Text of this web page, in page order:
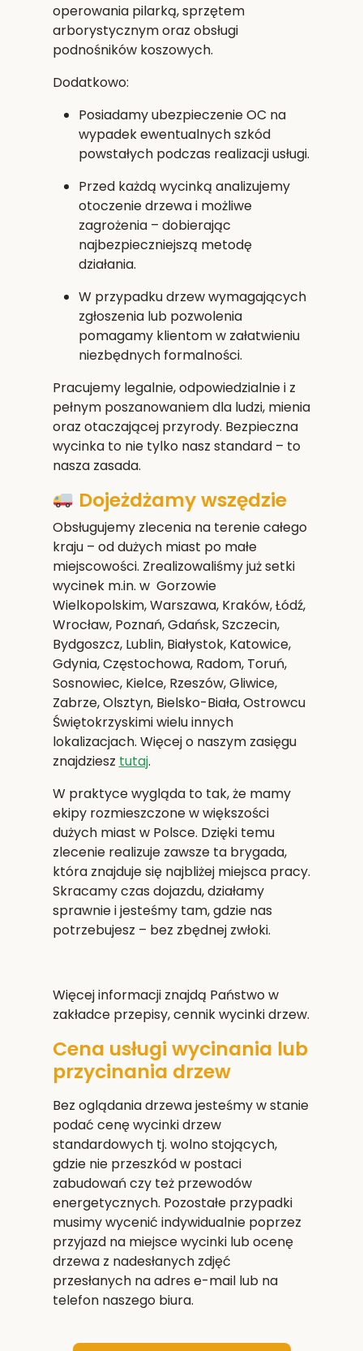
operowania pilarką, sprzętem
arborystycznym oraz obsługi
podnośników koszowych.
Dodatkowo:
Posiadamyubezpieczenie OC na
wypadek ewentualnych szkód
powstałych podczas realizacji usługi.
Przed każdą wycinką analizujemy
otoczenie drzewa i możliwe
zagrożenia – dobierając
najbezpieczniejszą metodę
działania.
W przypadku drzew wymagających
zgłoszenia lub pozwolenia
pomagamy klientom w załatwieniu
niezbędnych formalności.
Pracujemy legalnie, odpowiedzialnie i z
pełnym poszanowaniem dla ludzi, mienia
oraz otaczającej przyrody. Bezpieczna
wycinka to nie tylko nasz standard – to
nasza zasada.
Dojeżdżamy wszędzie
Obsługujemy zlecenia na terenie całego
kraju – od dużych miast po małe
miejscowości. Zrealizowaliśmy już setki
wycinek m.in. w Gorzowie
Wielkopolskim,Warszawa, Kraków, Łódź,
Wrocław, Poznań, Gdańsk, Szczecin,
Bydgoszcz, Lublin, Białystok, Katowice,
Gdynia, Częstochowa, Radom, Toruń,
Sosnowiec, Kielce, Rzeszów, Gliwice,
Zabrze, Olsztyn, Bielsko-Biała, Ostrowcu
Świętokrzyskimi wielu innych
lokalizacjach. Więcej o naszym zasięgu
znajdziesz tutaj.
W praktyce wygląda to tak, że mamy
ekipy rozmieszczone w większości
dużych miast w Polsce. Dzięki temu
zlecenie realizuje zawsze ta brygada,
która znajduje się najbliżej miejsca pracy.
Skracamy czas dojazdu, działamy
sprawnie i jesteśmy tam, gdzie nas
potrzebujesz – bez zbędnej zwłoki.
Więcej informacji znajdą Państwo w
zakładce przepisy, cennik wycinki drzew.
Cena usługi wycinania lub
przycinania drzew
Bez oglądania drzewa jesteśmy w stanie
podać cenę wycinki drzew
standardowych tj. wolno stojących,
gdzie nie przeszkód w postaci
zabudowań czy też przewodów
energetycznych. Pozostałe przypadki
musimy wycenić indywidualnie poprzez
przyjazd na miejsce wycinki lub ocenę
drzewa z nadesłanych zdjęć
przesłanych na adres e-mail lub na
telefon naszego biura.